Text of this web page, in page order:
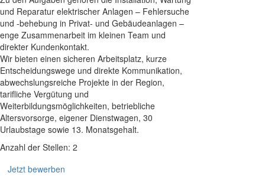
und Reparatur elektrischer Anlagen – Fehlersuche
und -behebung in Privat- und Gebäudeanlagen –
enge Zusammenarbeit im kleinen Team und
direkter Kundenkontakt.
Wir bieten einen sicheren Arbeitsplatz, kurze
Entscheidungswege und direkte Kommunikation,
abwechslungsreiche Projekte in der Region,
tarifliche Vergütung und
Weiterbildungsmöglichkeiten, betriebliche
Altersvorsorge, eigener Dienstwagen, 30
Urlaubstage sowie 13. Monatsgehalt.
Anzahl der Stellen: 2
Jetzt bewerben